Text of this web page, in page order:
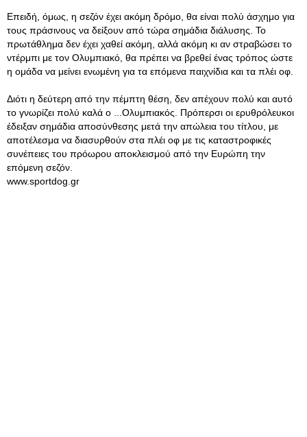
Επειδή, όμως, η σεζόν έχει ακόμη δρόμο, θα είναι πολύ άσχημο για
τους πράσινους να δείξουν από τώρα σημάδια διάλυσης. Το
πρωτάθλημα δεν έχει χαθεί ακόμη, αλλά ακόμη κι αν στραβώσει το
ντέρμπι με τον Ολυμπιακό, θα πρέπει να βρεθεί ένας τρόπος ώστε
η ομάδα να μείνει ενωμένη για τα επόμενα παιχνίδια και τα πλέι οφ.
Διότι η δεύτερη από την πέμπτη θέση, δεν απέχουν πολύ και αυτό
το γνωρίζει πολύ καλά ο ...Ολυμπιακός. Πρόπερσι οι ερυθρόλευκοι
έδειξαν σημάδια αποσύνθεσης μετά την απώλεια του τίτλου, με
αποτέλεσμα να διασυρθούν στα πλέι οφ με τις καταστροφικές
συνέπειες του πρόωρου αποκλεισμού από την Ευρώπη την
επόμενη σεζόν.
www.sportdog.gr